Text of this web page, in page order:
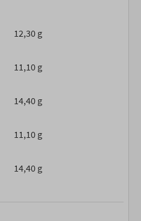
12,30 g
11,10 g
14,40 g
11,10 g
14,40 g